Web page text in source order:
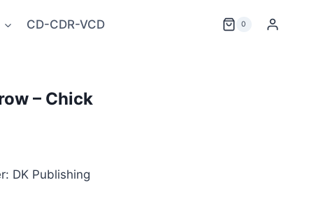
CD-CDR-VCD 0
– Chick
DK Publishing